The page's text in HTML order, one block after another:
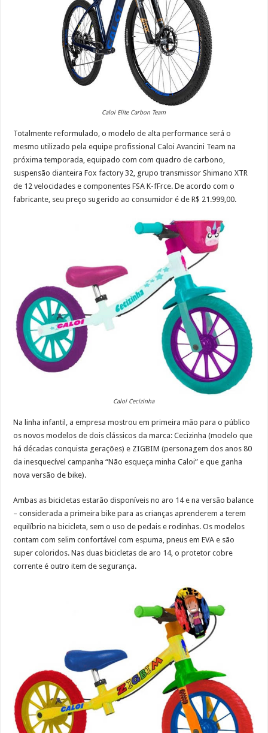
Caloi Elite Carbon Team
Totalmente reformulado, o modelo de alta performance será o
mesmo utilizado pela equipe profissional Caloi Avancini Team na
próxima temporada, equipado com com quadro de carbono,
suspensão dianteira Fox factory 32, grupo transmissor Shimano XTR
de 12 velocidades e componentes FSA K-fFrce. De acordo com o
fabricante, seu preço sugerido ao consumidor é de R$ 21.999,00.
Caloi Cecizinha
Na linha infantil, a empresa mostrou em primeira mão para o público
os novos modelos de dois clássicos da marca: Cecizinha (modelo que
há décadas conquista gerações) e ZIGBIM (personagem dos anos 80
da inesquecível campanha “Não esqueça minha Caloi” e que ganha
nova versão de bike).
Ambas as bicicletas estarão disponíveis no aro 14 e na versão balance
– considerada a primeira bike para as crianças aprenderem a terem
equilíbrio na bicicleta, sem o uso de pedais e rodinhas. Os modelos
contam com selim confortável com espuma, pneus em EVA e são
super coloridos. Nas duas bicicletas de aro 14, o protetor cobre
corrente é outro item de segurança.